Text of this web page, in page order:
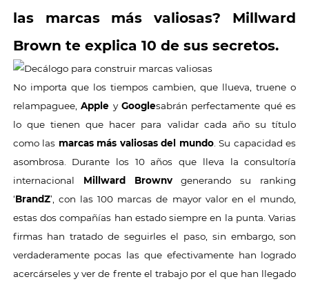
las marcas más valiosas? Millward
Brown te explica 10 de sus secretos.
No importa que los tiempos cambien, que llueva, truene o
relampaguee, Apple yGooglesabrán perfectamente qué es
lo que tienen que hacer para validar cada año su título
como las marcas más valiosas del mundo. Su capacidad es
asombrosa. Durante los 10 años que lleva la consultoría
internacional Millward Brownvgenerando su ranking
‘BrandZ’, con las 100 marcas de mayor valor en el mundo,
estas dos compañías han estado siempre en la punta. Varias
firmas han tratado de seguirles el paso, sin embargo, son
verdaderamente pocas las que efectivamente han logrado
acercárseles y ver de frente el trabajo por el que han llegado